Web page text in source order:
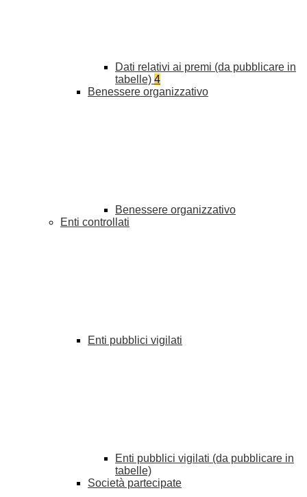
Dati relativi ai premi (da pubblicare in
tabelle) 4
Benessere organizzativo
Benessere organizzativo
Enti controllati
Enti pubblici vigilati
Enti pubblici vigilati (da pubblicare in
tabelle)
Società partecipate